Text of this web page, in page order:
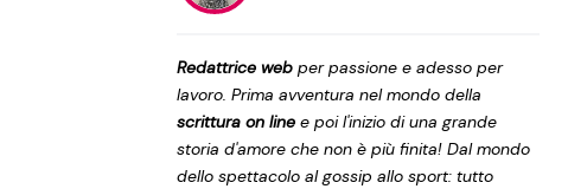
Privacy Policy
Redattrice web per passione e adesso per
lavoro. Prima avventura nel mondo della
scrittura on line e poi l'inizio di una grande
storia d'amore che non è più finita! Dal mondo
dello spettacolo al gossip allo sport: tutto